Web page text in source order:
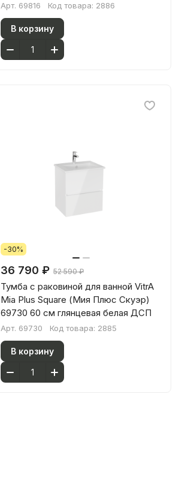
Арт. 69816 Код товара: 2886
В корзину
-30%
36 790 ₽ 52 590 ₽
Тумба с раковиной для ванной VitrA
Mia Plus Square (Мия Плюс Скуэр)
69730 60 см глянцевая белая ДСП
Арт. 69730 Код товара: 2885
В корзину